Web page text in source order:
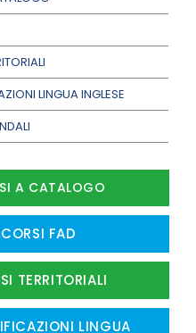
LINGUA INGLESE
A CATALOGO
FAD
TERRITORIALI
LINGUA